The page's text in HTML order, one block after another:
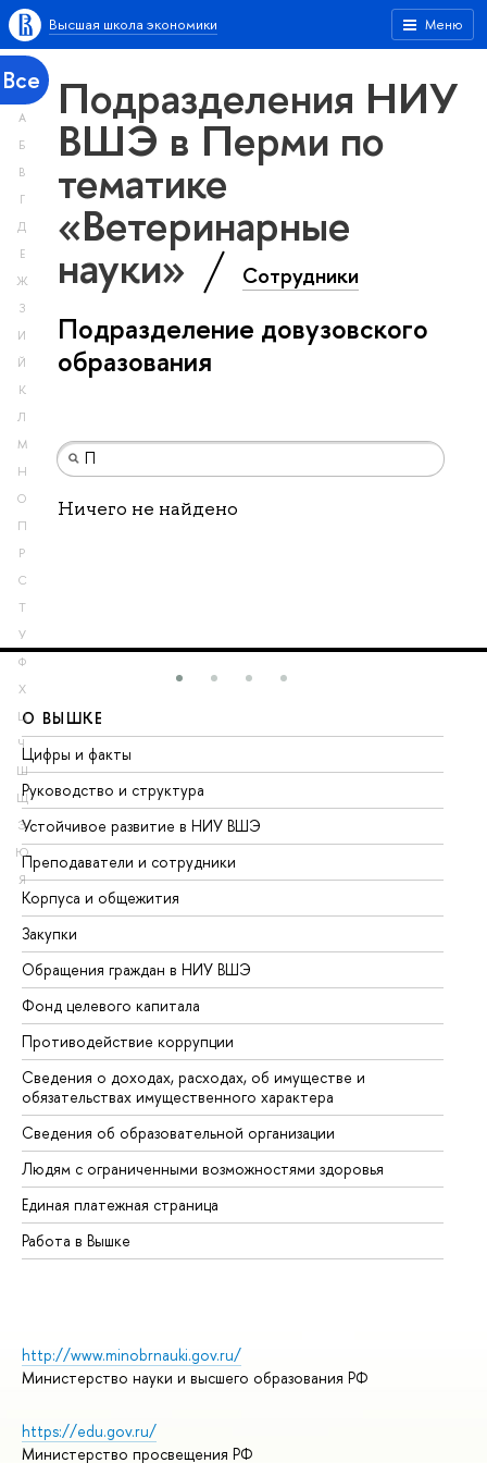
Меню
Высшая школа экономики
Все
А
Б
В
Г
Д
Е
Ж
З
И
Й
К
Л
М
Н
О
П
Р
С
Т
У
Ф
Х
Ц
Ч
Ш
Щ
Э
Ю
Я
Подразделения НИУ
ВШЭ в Перми по
тематике
«Ветеринарные
науки» Сотрудники
Подразделение довузовского
образования
Ничего не найдено
О ВЫШКЕ
Цифры и факты
Руководство и структура
Устойчивое развитие в НИУ ВШЭ
Преподаватели и сотрудники
Корпуса и общежития
Закупки
Обращения граждан в НИУ ВШЭ
Фонд целевого капитала
Противодействие коррупции
Сведения о доходах, расходах, об имуществе и
обязательствах имущественного характера
Сведения об образовательной организации
Людям с ограниченными возможностями здоровья
Единая платежная страница
Работа в Вышке
http://www.minobrnauki.gov.ru/
Министерство науки и высшего образования РФ
https://edu.gov.ru/
Министерство просвещения РФ